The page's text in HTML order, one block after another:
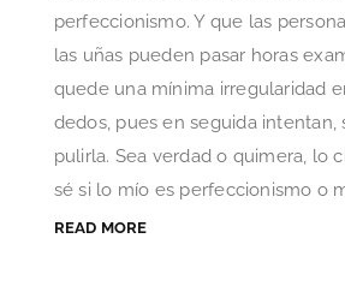
perfeccionismo. Y que las
las uñas pueden pasar horas
quede una mínima irregularidad
dedos, pues en seguida intentan,
pulirla. Sea verdad o quimera, lo
sé si lo mío es perfeccionismo o
READ MORE